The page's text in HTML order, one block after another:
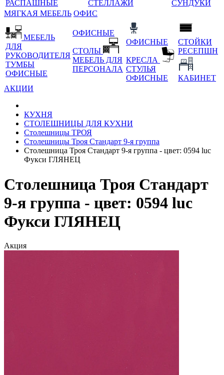
РАСПАШНЫЕ
СТЕЛЛАЖИ
СУНДУКИ
МЯГКАЯ МЕБЕЛЬ ОФИС
МЕБЕЛЬ
ДЛЯ
РУКОВОДИТЕЛЯ
ТУМБЫ
ОФИСНЫЕ
ОФИСНЫЕ
СТОЛЫ
МЕБЕЛЬ ДЛЯ
ПЕРСОНАЛА
ОФИСНЫЕ
КРЕСЛА
СТУЛЬЯ
ОФИСНЫЕ
СТОЙКИ
РЕСЕПШН
КАБИНЕТ
АКЦИИ
КУХНЯ
СТОЛЕШНИЦЫ ДЛЯ КУХНИ
Столешницы ТРОЯ
Столешницы Троя Стандарт 9-я группа
Столешница Троя Стандарт 9-я группа - цвет: 0594 luc
Фукси ГЛЯНЕЦ
Столешница Троя Стандарт
9-я группа - цвет: 0594 luc
Фукси ГЛЯНЕЦ
Акция